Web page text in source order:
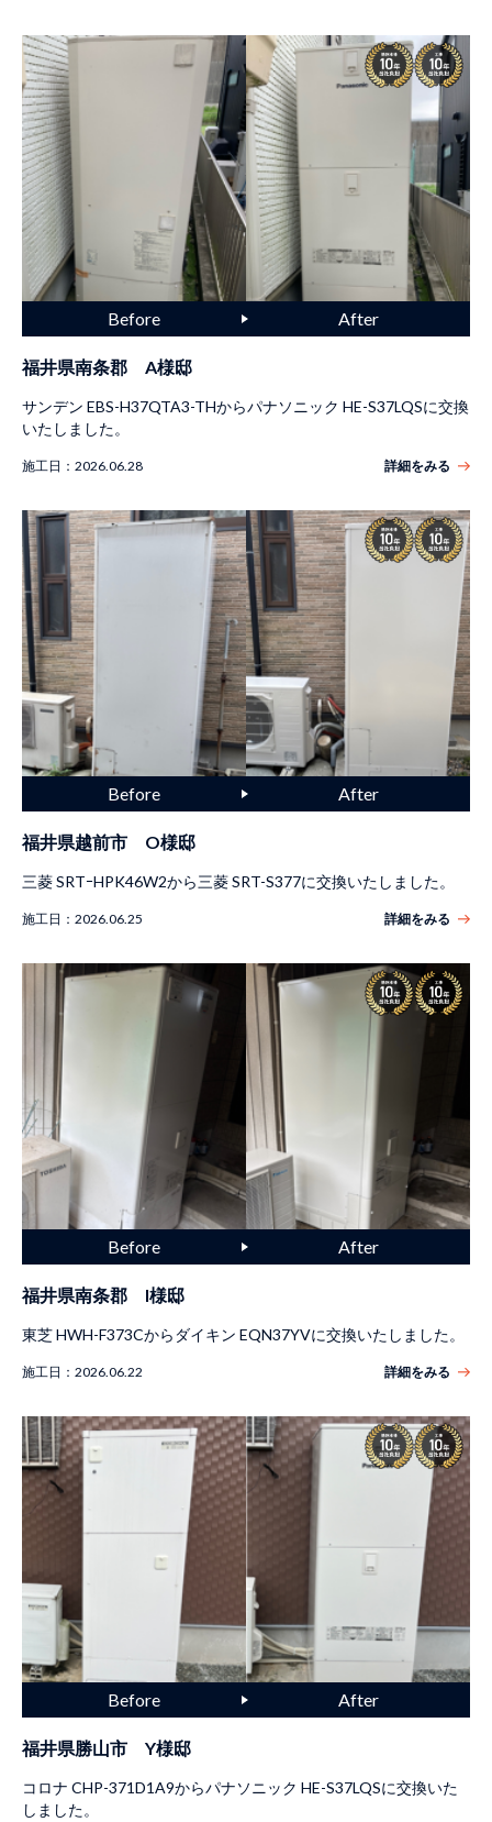
福井県南条郡 A様邸
サンデン EBS-H37QTA3-THからパナソニック HE-S37LQSに交換
いたしました。
施工日： 2026.06.28 詳細をみる
福井県越前市 O様邸
三菱 SRTｰHPK46W2から三菱 SRT-S377に交換いたしました。
施工日： 2026.06.25 詳細をみる
福井県南条郡 I様邸
東芝 HWH-F373Cからダイキン EQN37YVに交換いたしました。
施工日： 2026.06.22 詳細をみる
福井県勝山市 Y様邸
コロナ CHP-371D1A9からパナソニック HE-S37LQSに交換いた
しました。